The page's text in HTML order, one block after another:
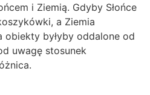
i Ziemią. Gdyby Słońce
a Ziemia
byłyby oddalone od
uwagę stosunek